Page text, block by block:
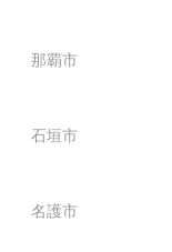
那覇市
石垣市
名護市